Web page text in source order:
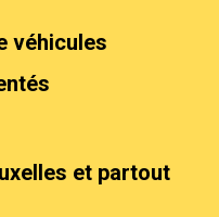
véhicules
et partout